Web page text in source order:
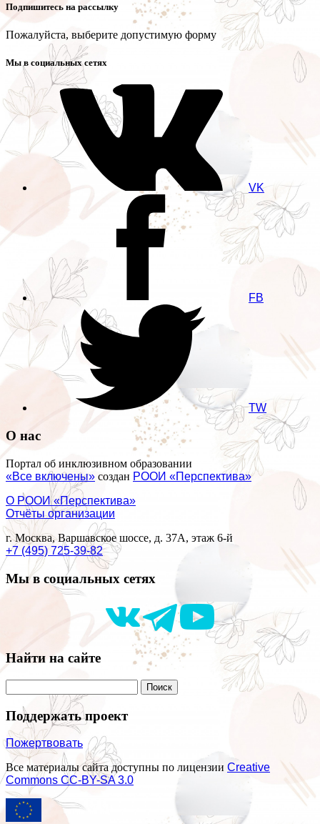
Подпишитесь на рассылку
Пожалуйста, выберите допустимую форму
Мы в социальных сетях
VK
FB
TW
О нас
Портал об инклюзивном образовании
«Все включены» создан РООИ «Перспектива»
О РООИ «Перспектива»
Отчёты организации
г. Москва, Варшавское шоссе, д. 37А, этаж 6-й
+7 (495) 725-39-82
Мы в социальных сетях
Найти на сайте
Поддержать проект
Пожертвовать
Все материалы сайта доступны по лицензии Creative
Commons СС-BY-SA 3.0